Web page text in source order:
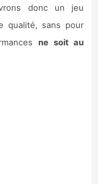
donc un jeu
qualité, sans pour
ne soit au